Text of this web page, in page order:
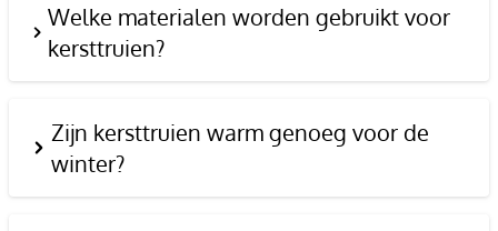
Welke materialen worden gebruikt voor
kersttruien?
Zijn kersttruien warm genoeg voor de
winter?